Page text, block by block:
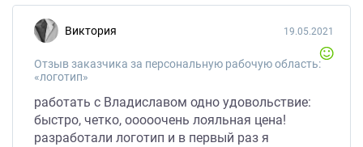
Виктория
Отзыв заказчика за персональную рабочую область:
«логотип»
19.05.2021
работать с Владиславом одно удовольствие:
быстро, четко, ооооочень лояльная цена!
разработали логотип и в первый раз я